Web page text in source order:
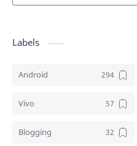
Labels
Android
Vivo
Blogging